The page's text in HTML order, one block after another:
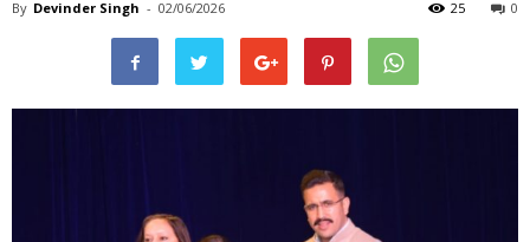
By Devinder Singh - 02/06/2026 0
25